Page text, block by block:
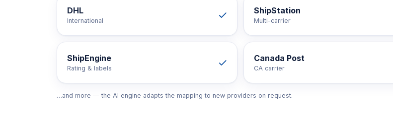
DHL
International
ShipStation
Multi-carrier
ShipEngine
Rating & labels
Canada Post
CA carrier
…and more — the AI engine adapts the mapping to new providers on request.